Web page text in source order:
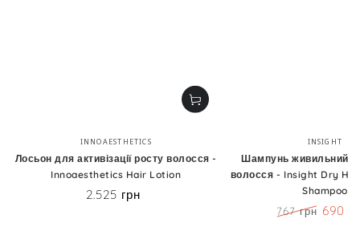
Бренд:
INNOAESTHETICS
Лосьон для активізації росту волосся -
Innoaesthetics Hair Lotion
Ціна
2.525 грн
INSIGHT
Шампунь живильний
волосся - Insight Dry
Shampoo
767 грн 690